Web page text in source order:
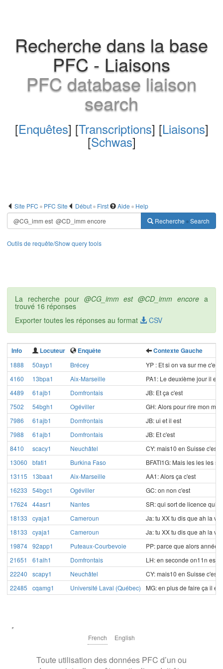
Recherche dans la base
PFC - Liaisons
PFC database liaison
search
[Enquêtes] [Transcriptions] [Liaisons]
[Schwas]
Site PFC PFC Site Début First Aide Help
Recherche Search
Outils de requête/Show query tools
La recherche pour @CG_imm est @CD_imm encore a
trouvé 16 réponses
Exporter toutes les réponses au format
CSV
Info Locuteur Enquête Contexte Gauche
1888 50ayp1 Brécey
YP : Et si on va sur rne c'est
4160
13bpa1 Aix-Marseille
PA1: Le deuxième jour il est
4489
61ajb1 Domfrontais
JB: Et ça c'est
7502
54bgh1 Ogéviller
GH: Alors pour rire mon
7986
61ajb1 Domfrontais
JB: ui et il est
7988
61ajb1 Domfrontais
JB: Et c'est
8410
scacy1 Neuchâtel
CY: mais10 en Suisse c'est
13060
bfati1 Burkina Faso
BFATI1G: Mais les les les
13115
13baa1 Aix-Marseille
AA1: Alors ça c'est
16233
54bgc1 Ogéviller
GC: on non c'est
17624 44asr1 Nantes
SR: qui sort de licence qui
18133
cyaja1 Cameroun
Ja: tu XX tu dis que ah la
18133
cyaja1 Cameroun
Ja: tu XX tu dis que ah la
19874 92app1 Puteaux-Courbevoie
PP: parce que alors année
21651
61alh1 Domfrontais
LH: en seconde on11n est
22240
scapy1 Neuchâtel
CY: mais10 en Suisse c'est
22485
cqamg1 Université Laval (Québec) MG: en plus de faire ça il
French English
Toute utilisation des données PFC d’un ou